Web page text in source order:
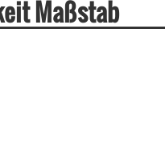
Maßstab